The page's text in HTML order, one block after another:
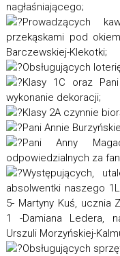
nagłaśniającego;
Prowadzących
przekąskami pod
Barczewskiej-Klekotki;
Obsługujących
Klasy 1C oraz
wykonanie dekoracji;
Klasy 2A czynnie
Pani Annie
Pani Anny
odpowiedzialnych za
Występujących,
absolwentki naszego
5- Martyny Kuś, ucznia
1 -Damiana Ledera,
Urszuli Morzyńskiej-
Obsługujących